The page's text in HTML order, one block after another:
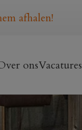
afhalen!
onsVacatures